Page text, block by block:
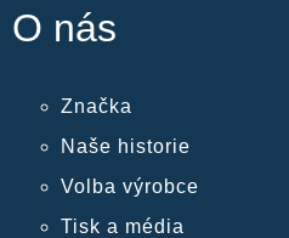
O nás
Značka
Naše historie
Volba výrobce
Tisk a média